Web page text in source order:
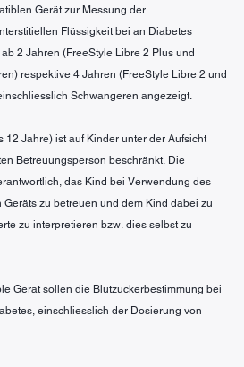
Gerät zur Messung der
Flüssigkeit bei an Diabetes
2 Jahren (FreeStyle Libre 2 Plus und
respektive 4 Jahren (FreeStyle Libre 2 und
Schwangeren angezeigt.
12 Jahre) ist auf Kinder unter der Aufsicht
Betreuungsperson beschränkt. Die
das Kind bei Verwendung des
zu betreuen und dem Kind dabei zu
zu interpretieren bzw. dies selbst zu
Gerät sollen die Blutzuckerbestimmung bei
einschliesslich der Dosierung von